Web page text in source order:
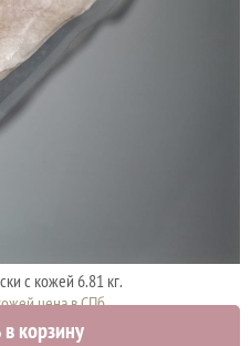
с кожей 6.81 кг.
цена в СПб
руб.
корзину